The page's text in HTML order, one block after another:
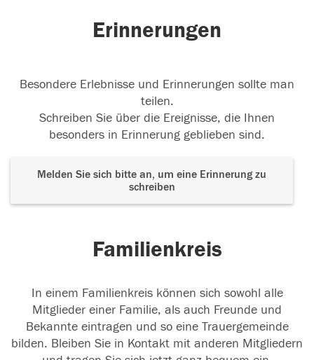
Erinnerungen
Besondere Erlebnisse und Erinnerungen sollte man
teilen.
Schreiben Sie über die Ereignisse, die Ihnen
besonders in Erinnerung geblieben sind.
Melden Sie sich bitte an, um eine Erinnerung zu
schreiben
Familienkreis
In einem Familienkreis können sich sowohl alle
Mitglieder einer Familie, als auch Freunde und
Bekannte eintragen und so eine Trauergemeinde
bilden. Bleiben Sie in Kontakt mit anderen Mitgliedern